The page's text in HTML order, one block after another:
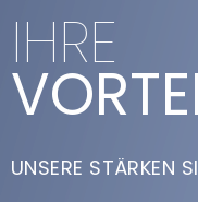
IHRE
UNSERE STÄRKEN